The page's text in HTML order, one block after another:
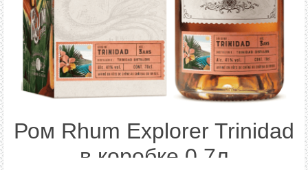
Ром Rhum Explorer Trinidad
в коробке 0,7л